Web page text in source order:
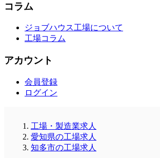
コラム
ジョブハウス工場について
工場コラム
アカウント
会員登録
ログイン
工場・製造業求人
愛知県の工場求人
知多市の工場求人